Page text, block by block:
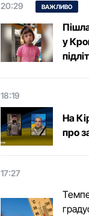
20:29 ВАЖЛИВО
у
18:19
На
про
17:27